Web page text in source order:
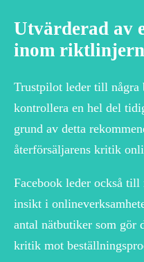
Utvärderad av
inom
Trustpilot leder till några
kontrollera en hel del
grund av detta
återförsäljarens kritik
Facebook leder också
insikt i
antal nätbutiker som gör
kritik mot